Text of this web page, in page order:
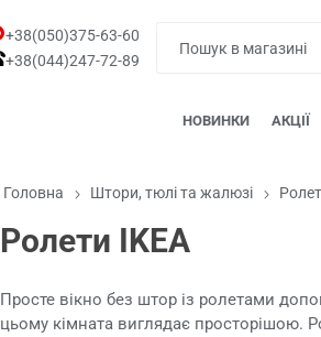
+38(050)375-63-60
+38(044)247-72-89
НОВИНКИ АКЦІЇ
Головна Штори, тюлі та жалюзі
Ролети IKEA
Просте вікно без штор із ролетами
цьому кімната виглядає просторішою.